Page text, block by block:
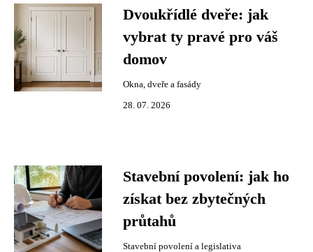
Dvoukřídlé dveře: jak
vybrat ty pravé pro váš
domov
Okna, dveře a fasády
28. 07. 2026
Stavební povolení: jak ho
získat bez zbytečných
průtahů
Stavební povolení a legislativa